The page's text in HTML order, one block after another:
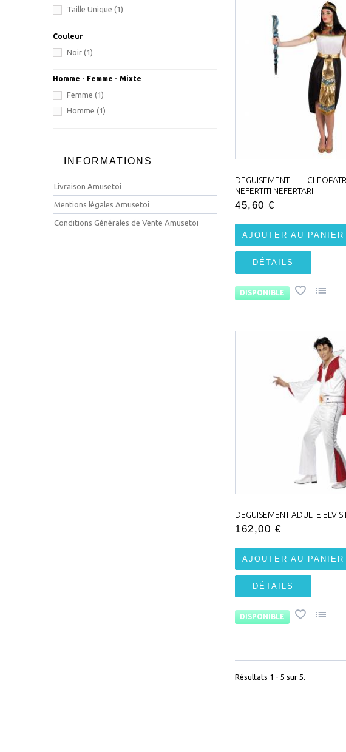
DEGUISEMENT
NEFERTITI NEFERTARI
45,60 €
AJOUTER AU PANIER
DÉTAILS
DISPONIBLE
DEGUISEMENT ADULTE ELVIS
162,00 €
AJOUTER AU PANIER
DÉTAILS
DISPONIBLE
Résultats 1 - 5 sur 5.
Taille Unique (1)
Couleur
Noir (1)
Homme - Femme - Mixte
Femme (1)
Homme (1)
INFORMATIONS
Livraison Amusetoi
Mentions légales Amusetoi
Conditions Générales de Vente Amusetoi